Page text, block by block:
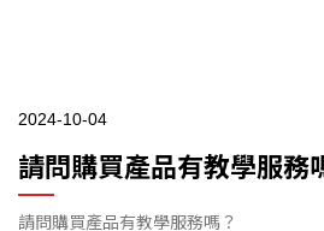
2024-10-04
請問購買產品有教學服務
請問購買產品有教學服務嗎？